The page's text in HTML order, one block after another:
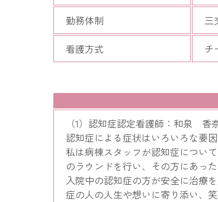
勤務体制
看護方式
チ
（1）認知症認定看護師：和泉 香
認知症による症状はいろいろな要
私は病棟スタッフが認知症につい
のラウンドを行い、その方にあっ
入院中の認知症の方が安全に治療
症の人の人生や想いに寄り添い、